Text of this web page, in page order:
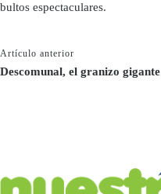
bultos espectaculares.
Artículo anterior
Descomunal, el granizo gigante